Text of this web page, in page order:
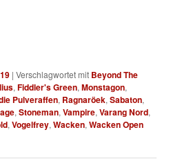
|Verschlagwortet mit Beyond The
,Fiddler's Green,Monstagon,
Pulveraffen, Ragnaröek,Sabaton,
,Stoneman,Vampire,Varang Nord,
,Vogelfrey,Wacken,Wacken Open